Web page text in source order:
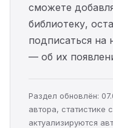
сможете
библиотеку,
подписаться на
— об их
Раздел обновлён:
автора, статистике
актуализируются